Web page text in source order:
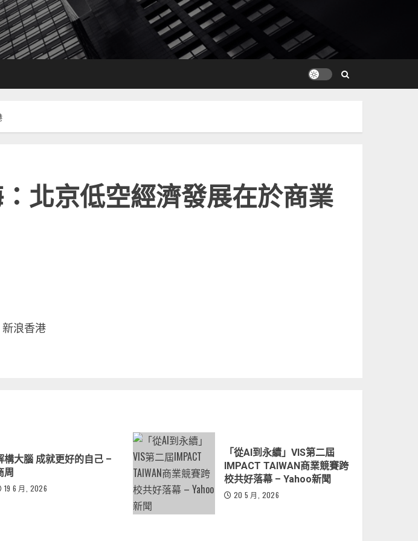
北京低空經濟發展在於商業
浪香港
構大腦 成就更好的自己 –
周
19 6 月, 2026
「從AI到永續」VIS第二屆
IMPACT TAIWAN商業競賽跨
校共好落幕 – Yahoo新聞
20 5 月, 2026